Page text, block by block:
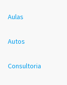
Aulas
Autos
Consultoria